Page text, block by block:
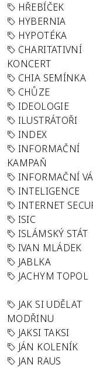
HŘEBÍČEK
HYBERNIA
HYPOTÉKA
CHARITATIVNÍ
KONCERT
CHIA SEMÍNKA
CHŮZE
IDEOLOGIE
ILUSTRÁTOŘI
INDEX
INFORMAČNÍ
KAMPAŇ
INFORMAČNÍ
INTELIGENCE
INTERNET
ISIC
ISLÁMSKÝ STÁT
IVAN MLÁDEK
JABLKA
JACHYM TOPOL
JAK SI UDĚLAT
MODŘINU
JAKSI TAKSI
JÁN KOLENÍK
JAN RAUS